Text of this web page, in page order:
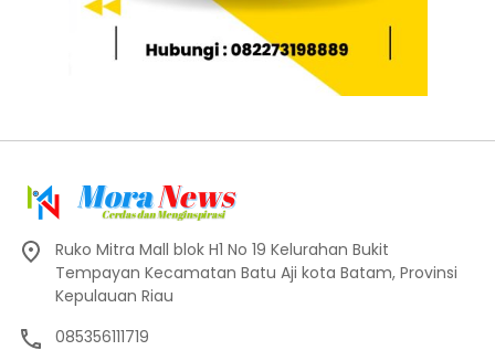
Ruko Mitra Mall blok H1 No 19 Kelurahan Bukit
Tempayan Kecamatan Batu Aji kota Batam, Provinsi
Kepulauan Riau
085356111719